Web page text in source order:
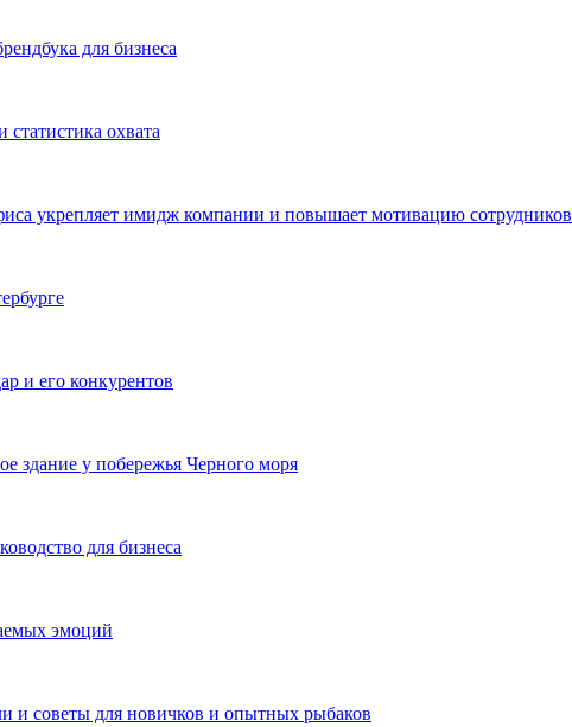
для бизнеса
охвата
укрепляет имидж компании и повышает мотивацию сотрудников
и его конкурентов
здание у побережья Черного моря
для бизнеса
эмоций
и советы для новичков и опытных рыбаков